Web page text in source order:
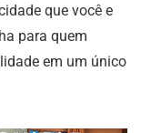
que você e
para quem
em um único